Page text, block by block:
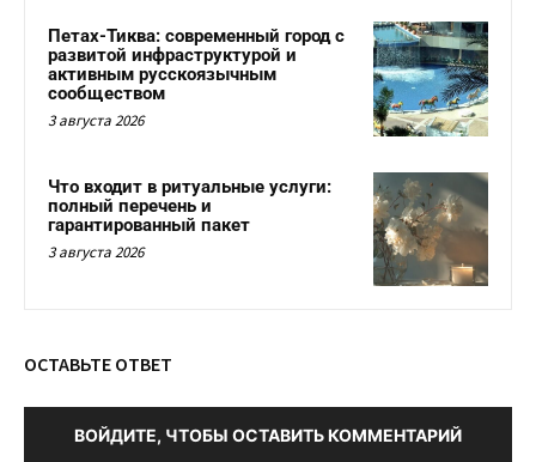
Петах-Тиква: современный город с
развитой инфраструктурой и
активным русскоязычным
сообществом
3 августа 2026
Что входит в ритуальные услуги:
полный перечень и
гарантированный пакет
3 августа 2026
ОСТАВЬТЕ ОТВЕТ
ВОЙДИТЕ, ЧТОБЫ ОСТАВИТЬ КОММЕНТАРИЙ